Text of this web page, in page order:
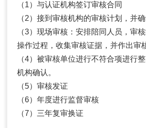
（1）与认证机构签订审核合同
（2）接到审核机构的审核计划，并
（3）现场审核：安排陪同人员，审
操作过程，收集审核证据，并作出审
（4）被审核单位进行不符合项进行
机构确认。
（5）审核发证
（6）年度进行监督审核
（7）三年复审换证